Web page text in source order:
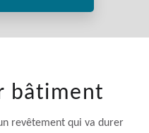
bâtiment
revêtement qui va durer